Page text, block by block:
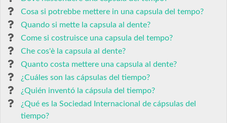
Cosa si potrebbe mettere in una capsula del tempo?
Quando si mette la capsula al dente?
Come si costruisce una capsula del tempo?
Che cos'è la capsula al dente?
Quanto costa mettere una capsula al dente?
¿Cuáles son las cápsulas del tiempo?
¿Quién inventó la cápsula del tiempo?
¿Qué es la Sociedad Internacional de cápsulas del
tiempo?